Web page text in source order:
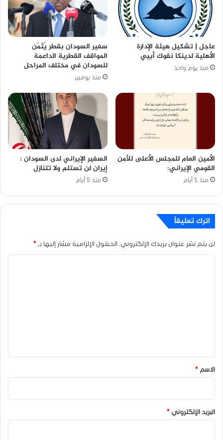
عاجل | تشكيل هيئة الإدارة
الأهلية لدينكا نقوك أبيي
منذ يوم واحد
سفير السودان بقطر يُثمّن
المواقف القطرية الداعمة
للسودان في مختلف المراحل
منذ يومين
الأمين العام للمجلس الأعلى للأمن
القومي الإيراني:
منذ 5 أيام
السفير الإيراني لدى السودان :
إيران لن تستلم ولا تتنازل
منذ 5 أيام
اترك تعليقاً
لن يتم نشر عنوان بريدك الإلكتروني. الحقول الإلزامية مشار إليها بـ *
*
الاسم *
البريد الإلكتروني *